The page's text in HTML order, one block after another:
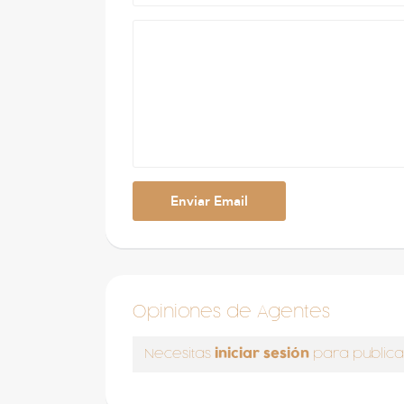
Opiniones de Agentes
Necesitas iniciar sesión para